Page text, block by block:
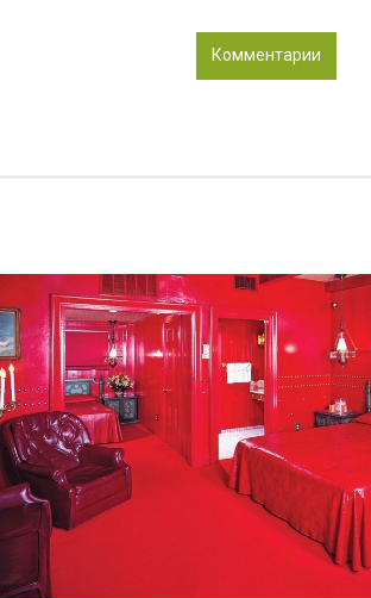
Комментарии